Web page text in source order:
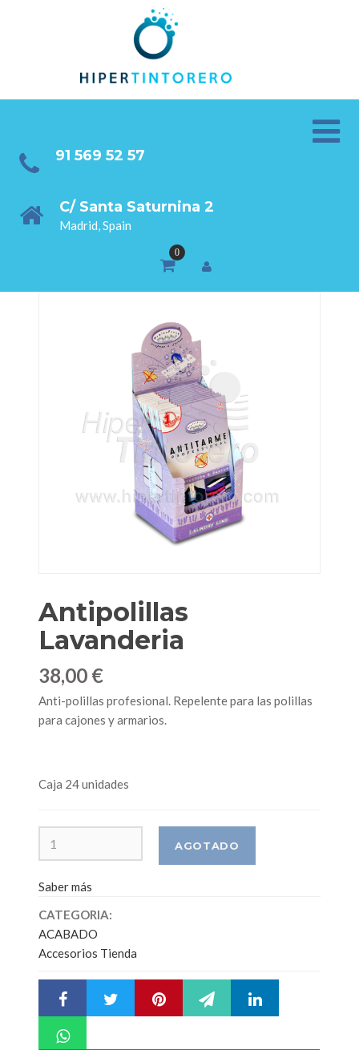
91 569 52 57
C/ Santa Saturnina 2
Madrid, Spain
Antipolillas
Lavanderia
38,00 €
Anti-polillas profesional. Repelente para las polillas
para cajones y armarios.
Caja 24 unidades
Saber más
CATEGORIA:
ACABADO
Accesorios Tienda